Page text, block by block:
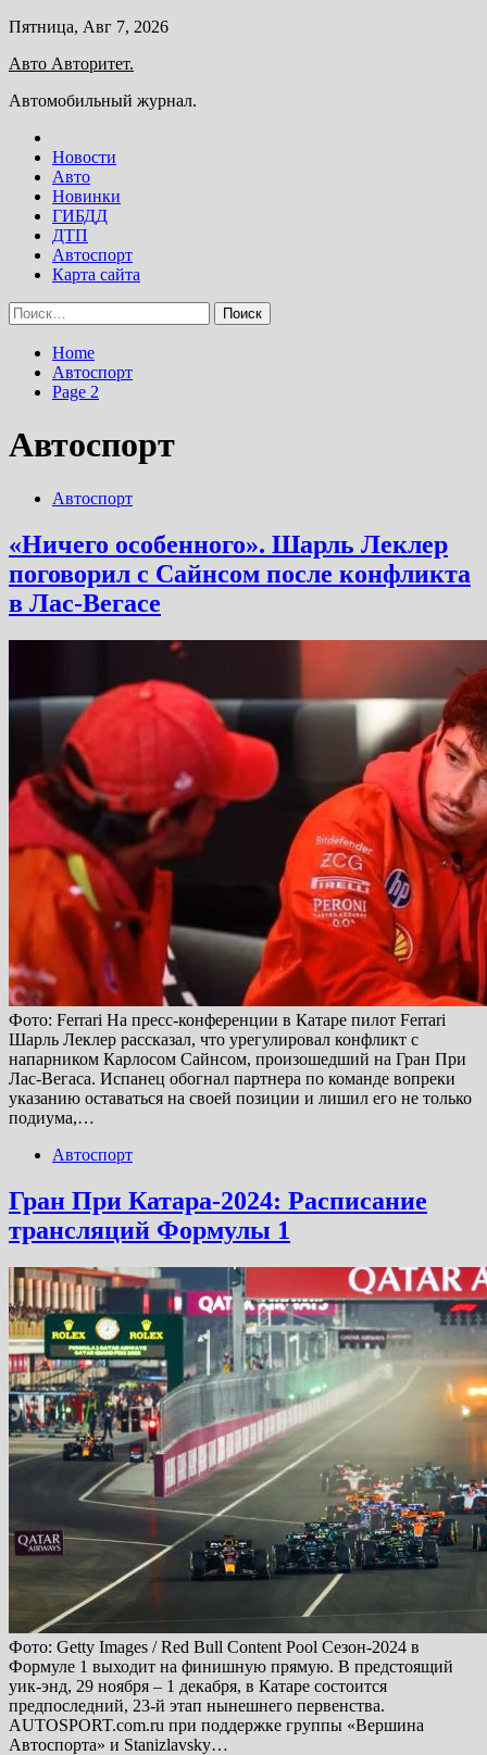
Skip
content
Пятница, Авг 7, 2026
Авто Авторитет.
Автомобильный журнал.
Новости
Авто
Новинки
ГИБДД
ДТП
Автоспорт
Карта сайта
Найти:
Home
Автоспорт
Page 2
Автоспорт
Автоспорт
«Ничего особенного». Шарль Леклер
поговорил с Сайнсом после конфликта
в Лас-Вегасе
Фото: Ferrari На пресс-конференции в Катаре пилот Ferrari
Шарль Леклер рассказал, что урегулировал конфликт с
напарником Карлосом Сайнсом, произошедший на Гран При
Лас-Вегаса. Испанец обогнал партнера по команде вопреки
указанию оставаться на своей позиции и лишил его не только
подиума,…
Автоспорт
Гран При Катара-2024: Расписание
трансляций Формулы 1
Фото: Getty Images / Red Bull Content Pool Сезон-2024 в
Формуле 1 выходит на финишную прямую. В предстоящий
уик-энд, 29 ноября – 1 декабря, в Катаре состоится
предпоследний, 23-й этап нынешнего первенства.
AUTOSPORT.com.ru при поддержке группы «Вершина
Автоспорта» и Stanizlavsky…